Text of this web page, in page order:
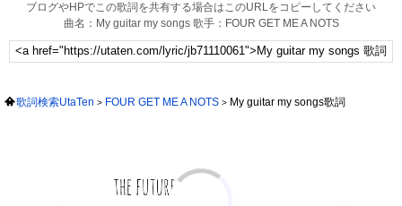
ブログやHPでこの歌詞を共有する場合はこのURLをコピーしてください
曲名：My guitar my songs 歌手：FOUR GET ME A NOTS
歌詞検索UtaTen FOUR GET ME A NOTS My guitar my songs歌詞